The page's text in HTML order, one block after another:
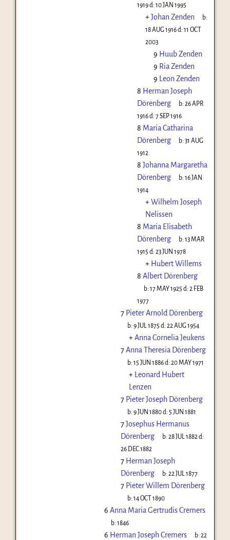
1919d: 10 JAN 1995
+Johan Zenden
b:
18 AUG 1916d: 11 OCT
2003
9 Huub Zenden
9 Ria Zenden
9 Leon Zenden
8 Herman Joseph
Dörenberg
b:26 APR
1916d: 7 SEP 1916
8 Maria Catharina
Dörenberg
b:31 AUG
1912
8 Johanna Margaretha
Dörenberg
b:16 JAN
1914
+Wilhelm Joseph
Nelissen
8 Maria Elisabeth
Dörenberg
b:13 MAR
1915 d: 23 JUN 1978
+ Hubert Willems
8 Albert Dörenberg
b:17 MAY 1925 d:2 FEB
1977
7 Pieter Arnold Dörenberg
b:9 JUL 1875 d:22 AUG 1954
+Anna Cornelia Jeukens
7Anna Theresia Dörenberg
b:15 JUN 1886d:20 MAY 1971
+ Leonard Hubert
Lenzen
7 Pieter Joseph Dörenberg
b:9 JUN 1880d: 5 JUN 1881
7Josephus Hermanus
Dörenberg
b:28 JUL 1882 d:
26 DEC 1882
7 Herman Joseph
Dörenberg
b:22 JUL 1877
7 Pieter Willem Dörenberg
b:14 OCT 1890
6 Anna Maria Gertrudis Cremers
b:1846
6 Herman Joseph Cremers b:22